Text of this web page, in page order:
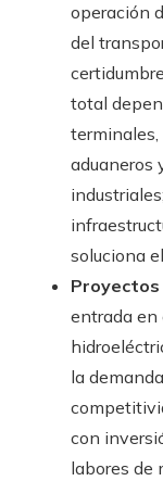
operación
del
total
terminales,
aduaneros
soluciona
entrada en
la
con
labores de